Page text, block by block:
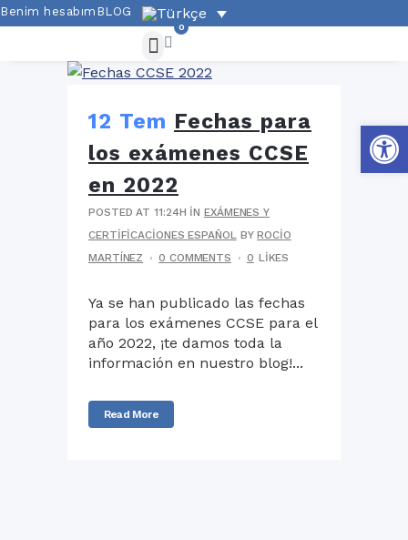
Benim hesabım BLOG
0
12 Tem Fechas para
los exámenes CCSE
en 2022
POSTED AT 11:24H INEXÁMENES Y
CERTIFICACIONES ESPAÑOL BYROCIO
MARTÍNEZ
0 COMMENTS 0 LIKES
Ya se han publicado las fechas
para los exámenes CCSE para el
año 2022, ¡te damos toda la
información en nuestro blog!...
Read More